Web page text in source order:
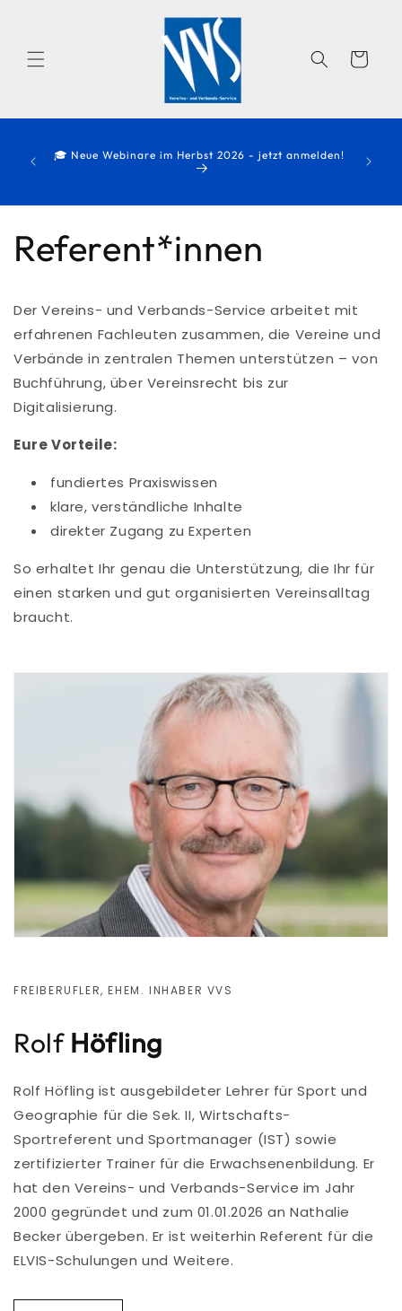
Warenkorb
🎓 Neue Webinare im Herbst 2026 - jetzt anmelden!
Referent*innen
Der Vereins- und Verbands-Service arbeitet mit
erfahrenen Fachleuten zusammen, die Vereine und
Verbände in zentralen Themen unterstützen – von
Buchführung, über Vereinsrecht bis zur
Digitalisierung.
Eure Vorteile:
fundiertes Praxiswissen
klare, verständliche Inhalte
direkter Zugang zu Experten
So erhaltet Ihr genau die Unterstützung, die Ihr für
einen starken und gut organisierten Vereinsalltag
braucht.
FREIBERUFLER, EHEM. INHABER VVS
Rolf Höfling
Rolf Höfling ist ausgebildeter Lehrer für Sport und
Geographie für die Sek. II, Wirtschafts-
Sportreferent und Sportmanager (IST) sowie
zertifizierter Trainer für die Erwachsenenbildung. Er
hat den Vereins- und Verbands-Service im Jahr
2000 gegründet und zum 01.01.2026 an Nathalie
Becker übergeben. Er ist weiterhin Referent für die
ELVIS-Schulungen und Weitere.